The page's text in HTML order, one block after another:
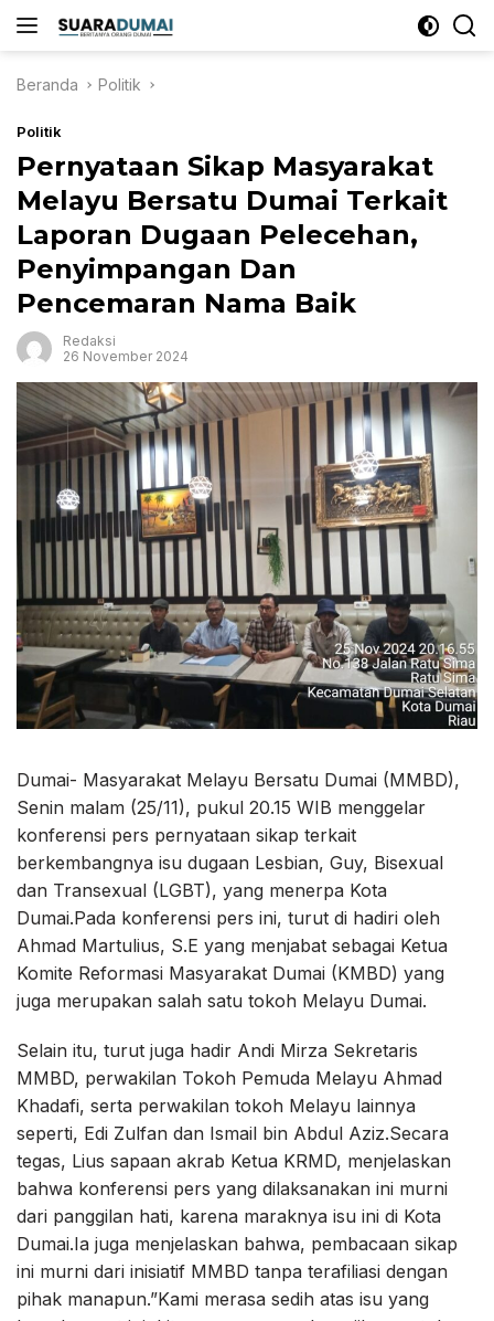
ke
Beranda
Politik
Politik
Pernyataan Sikap Masyarakat
Melayu Bersatu Dumai Terkait
Laporan Dugaan Pelecehan,
Penyimpangan Dan
Pencemaran Nama Baik
Redaksi
26 November 2024
Dumai- Masyarakat Melayu Bersatu Dumai (MMBD),
Senin malam (25/11), pukul 20.15 WIB menggelar
konferensi pers pernyataan sikap terkait
berkembangnya isu dugaan Lesbian, Guy, Bisexual
dan Transexual (LGBT), yang menerpa Kota
Dumai.Pada konferensi pers ini, turut di hadiri oleh
Ahmad Martulius, S.E yang menjabat sebagai Ketua
Komite Reformasi Masyarakat Dumai (KMBD) yang
juga merupakan salah satu tokoh Melayu Dumai.
Selain itu, turut juga hadir Andi Mirza Sekretaris
MMBD, perwakilan Tokoh Pemuda Melayu Ahmad
Khadafi, serta perwakilan tokoh Melayu lainnya
seperti, Edi Zulfan dan Ismail bin Abdul Aziz.Secara
tegas, Lius sapaan akrab Ketua KRMD, menjelaskan
bahwa konferensi pers yang dilaksanakan ini murni
dari panggilan hati, karena maraknya isu ini di Kota
Dumai.Ia juga menjelaskan bahwa, pembacaan sikap
ini murni dari inisiatif MMBD tanpa terafiliasi dengan
pihak manapun.”Kami merasa sedih atas isu yang